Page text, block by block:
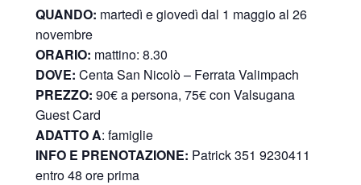
QUANDO: martedì e giovedì dal 1 maggio al 26
novembre
ORARIO: mattino: 8.30
DOVE: Centa San Nicolò – Ferrata Valimpach
PREZZO: 90€ a persona, 75€ con Valsugana
Guest Card
ADATTO A: famiglie
INFO E PRENOTAZIONE: Patrick 351 9230411
entro 48 ore prima